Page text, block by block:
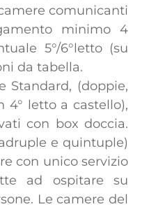
comunicanti
minimo 4
5°/6°letto (su
da tabella.
Standard, (doppie,
4° letto a castello),
con box doccia.
e quintuple)
con unico servizio
ad ospitare su
Le camere del